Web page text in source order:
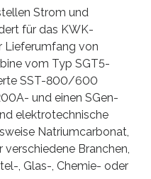
Strom und
für das KWK-
Lieferumfang von
vom Typ SGT5-
SST-800/600
und einen SGen-
elektrotechnische
Natriumcarbonat,
Branchen,
, Glas-, Chemie- oder